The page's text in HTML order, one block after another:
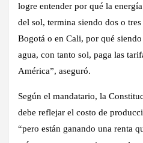
logre entender por qué la
del sol, termina siendo dos o tres
Bogotá o en Cali, por qué
agua, con tanto sol, paga las
América”, aseguró.
Según el mandatario, la
debe reflejar el costo de
“pero están ganando una renta